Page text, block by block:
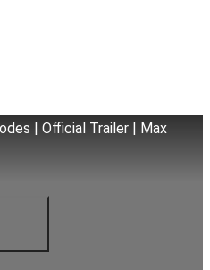
| Official Trailer | Max